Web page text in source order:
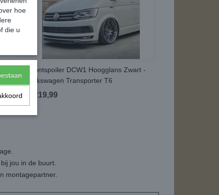
Frontspoiler DCW1 Hoogglans Zwart -
Volkswagen Transporter T6
€ 219,99
jou in de buurt.
montagepartner.
hoe
die u